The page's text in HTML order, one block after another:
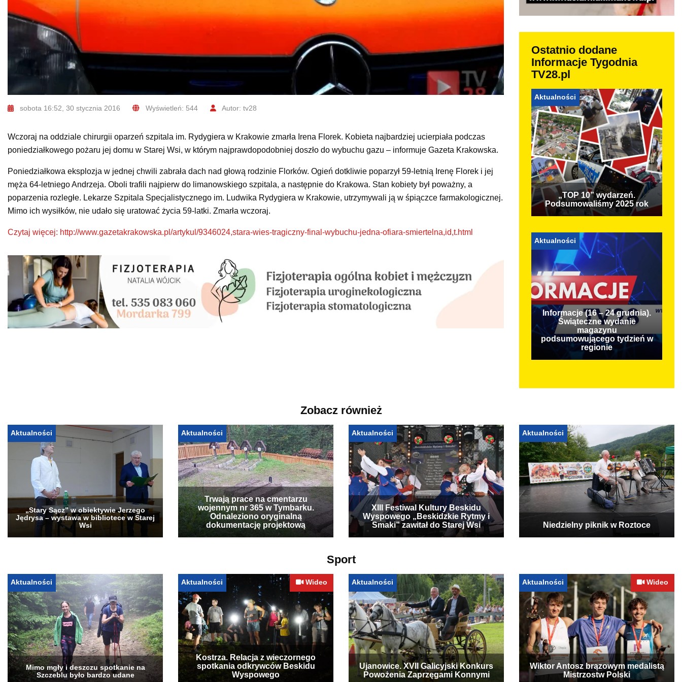
sobota 16:52, 30 stycznia 2016 Wyświetleń: 544 Autor: tv28
Wczoraj na oddziale chirurgii oparzeń szpitala im. Rydygiera w Krakowie zmarła Irena Florek. Kobieta najbardziej ucierpiała podczas
poniedziałkowego pożaru jej domu w Starej Wsi, w którym najprawdopodobniej doszło do wybuchu gazu – informuje Gazeta Krakowska.
Poniedziałkowa eksplozja w jednej chwili zabrała dach nad głową rodzinie Florków. Ogień dotkliwie poparzył 59-letnią Irenę Florek i jej
męża 64-letniego Andrzeja. Oboli trafili najpierw do limanowskiego szpitala, a następnie do Krakowa. Stan kobiety był poważny, a
poparzenia rozległe. Lekarze Szpitala Specjalistycznego im. Ludwika Rydygiera w Krakowie, utrzymywali ją w śpiączce farmakologicznej.
Mimo ich wysiłków, nie udało się uratować życia 59-latki. Zmarła wczoraj.
Czytaj więcej: http://www.gazetakrakowska.pl/artykul/9346024,stara-wies-tragiczny-final-wybuchu-jedna-ofiara-smiertelna,id,t.html
Ostatnio dodane
Informacje Tygodnia
TV28.pl
Aktualności
„TOP 10” wydarzeń.
Podsumowaliśmy 2025 rok
Aktualności
Informacje (16 – 24 grudnia).
Świąteczne wydanie
magazynu
podsumowującego tydzień w
regionie
Zobacz również
Aktualności
„Stary Sącz” w obiektywie Jerzego
Jędrysa – wystawa w bibliotece w Starej
Wsi
Aktualności
Trwają prace na cmentarzu
wojennym nr 365 w Tymbarku.
Odnaleziono oryginalną
dokumentację projektową
Aktualności
XIII Festiwal Kultury Beskidu
Wyspowego „Beskidzkie Rytmy i
Smaki” zawitał do Starej Wsi
Aktualności
Niedzielny piknik w Roztoce
Sport
Aktualności
Mimo mgły i deszczu spotkanie na
Szczeblu było bardzo udane
Aktualności Wideo
Kostrza. Relacja z wieczornego
spotkania odkrywców Beskidu
Wyspowego
Aktualności
Ujanowice. XVII Galicyjski Konkurs
Powożenia Zaprzęgami Konnymi
Aktualności Wideo
Wiktor Antosz brązowym medalistą
Mistrzostw Polski